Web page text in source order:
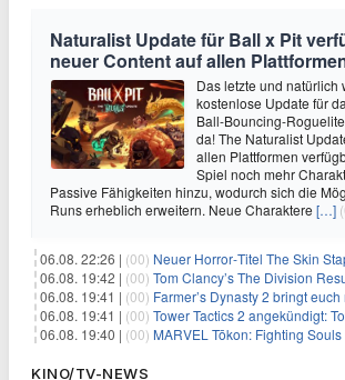
Naturalist Update für Ball x Pit
neuer Content auf allen
Das letzte und natürlich
kostenlose Update für
Ball-Bouncing-
da! The Naturalist
allen Plattformen
Spiel noch mehr
Passive Fähigkeiten hinzu, wodurch sich die
Runs erheblich erweitern. Neue Charaktere […]
06.08. 22:26 | (00) Neuer Horror‑Titel The Skin
06.08. 19:42 | (00) Tom Clancy’s The Division Resurgence –
06.08. 19:41 | (00) Farmer’s Dynasty 2 bringt
06.08. 19:41 | (00) Tower Tactics 2 angekündigt: Tower Defense und
06.08. 19:40 | (00) MARVEL Tōkon: Fighting Souls
KINO/TV-NEWS